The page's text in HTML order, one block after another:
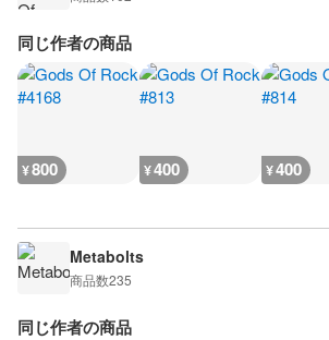
同じ作者の商品
¥800 ¥400 ¥400
Metabolts
商品数235
同じ作者の商品